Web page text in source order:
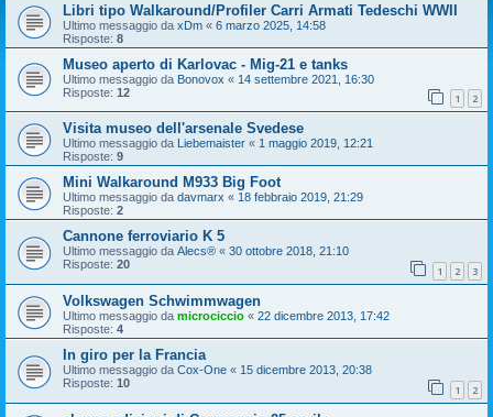
Libri tipo Walkaround/Profiler Carri Armati Tedeschi WWII
Ultimo messaggio da xDm « 6 marzo 2025, 14:58
Risposte: 8
Museo aperto di Karlovac - Mig-21 e tanks
Ultimo messaggio da Bonovox « 14 settembre 2021, 16:30
Risposte: 12 1 2
Visita museo dell'arsenale Svedese
Ultimo messaggio da Liebemaister « 1 maggio 2019, 12:21
Risposte: 9
Mini Walkaround M933 Big Foot
Ultimo messaggio da davmarx « 18 febbraio 2019, 21:29
Risposte: 2
Cannone ferroviario K 5
Ultimo messaggio da Alecs® « 30 ottobre 2018, 21:10
Risposte: 20 1 2 3
Volkswagen Schwimmwagen
Ultimo messaggio da microciccio « 22 dicembre 2013, 17:42
Risposte: 4
In giro per la Francia
Ultimo messaggio da Cox-One « 15 dicembre 2013, 20:38
Risposte: 10 1 2